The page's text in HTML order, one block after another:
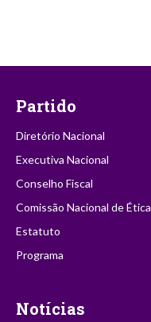
Partido
Diretório Nacional
Executiva Nacional
Conselho Fiscal
Comissão Nacional de Ética
Estatuto
Programa
Notícias